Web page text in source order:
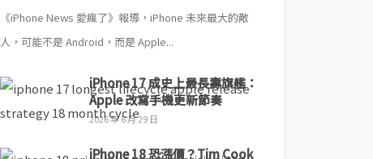
《iPhone News 愛瘋了》報導，iPhone 未來最大的敵
人，可能不是 Android，而是 Apple...
iPhone 17 成史上最長壽旗艦：
Apple 改寫手機更新節奏
2026 年 6 月 29 日
iPhone 18 恐漲價？Tim Cook